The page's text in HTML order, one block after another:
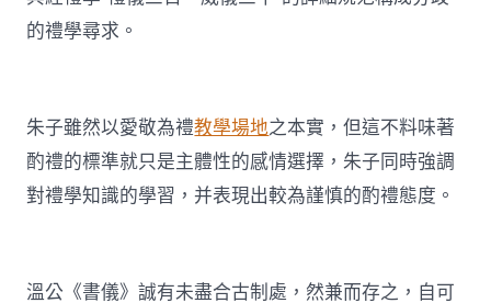
的禮學尋求。
朱子雖然以愛敬為禮教學場地之本實，但這不料味著
酌禮的標準就只是主體性的感情選擇，朱子同時強調
對禮學知識的學習，并表現出較為謹慎的酌禮態度。
溫公《書儀》誠有未盡合古制處，然兼而存之，自可